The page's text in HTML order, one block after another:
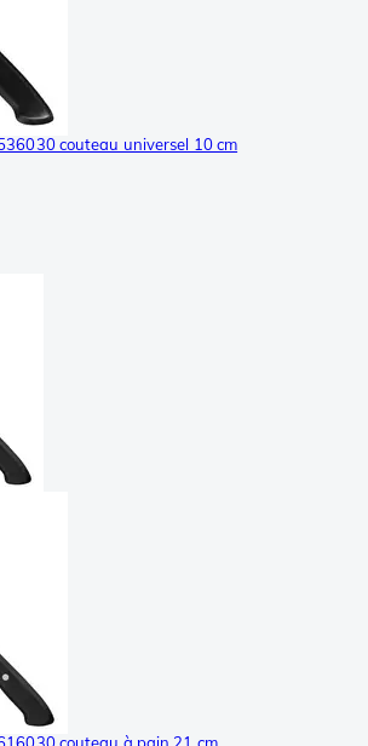
couteau universel 10 cm